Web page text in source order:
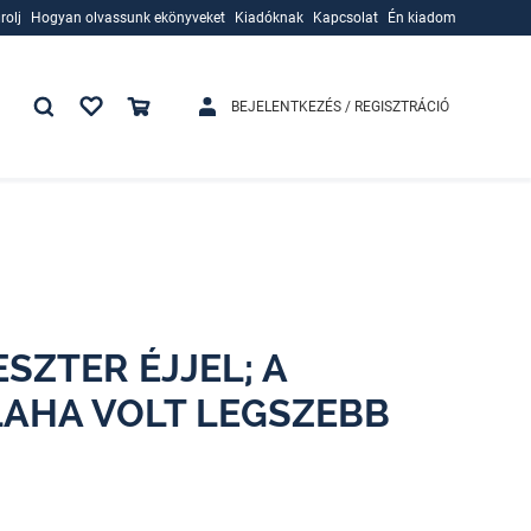
Hogyan olvassunk ekönyveket
Kiadóknak
Kapcsolat Én kiadom
BEJELENTKEZÉS / REGISZTRÁCIÓ
ÉJJEL; A
VOLT LEGSZEBB